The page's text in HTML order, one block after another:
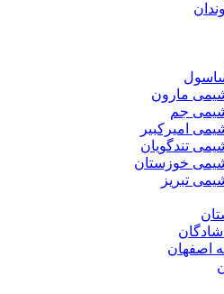
ساسول
مارون
جم
امیرکبیر
تندگویان
خوزستان
تبریز
اصفهان